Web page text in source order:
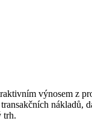
výnosem z
nákladů,
trh.